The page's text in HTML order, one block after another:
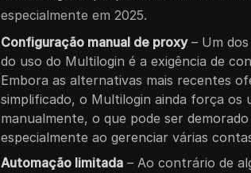
especialmente em 2025.
Configuração manual de proxy– Um
do uso do Multilogin é a exigência de
Embora as alternativas mais recentes
simplificado, o Multilogin ainda força os
manualmente, o que pode ser
especialmente ao gerenciar várias
Automação limitada – Ao contrário de